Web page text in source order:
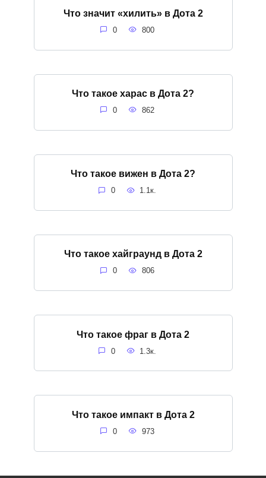
Что значит «хилить» в Дота 2
0 800
Что такое харас в Дота 2?
0 862
Что такое вижен в Дота 2?
0 1.1к.
Что такое хайграунд в Дота 2
0 806
Что такое фраг в Дота 2
0 1.3к.
Что такое импакт в Дота 2
0 973